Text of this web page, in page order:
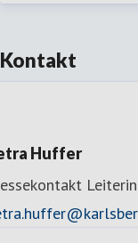
Kontakt
Huffer